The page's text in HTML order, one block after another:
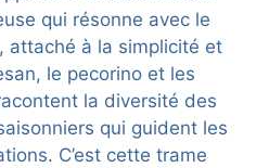
qui résonne avec le
attaché à la simplicité et
le pecorino et les
la diversité des
qui guident les
C’est cette trame